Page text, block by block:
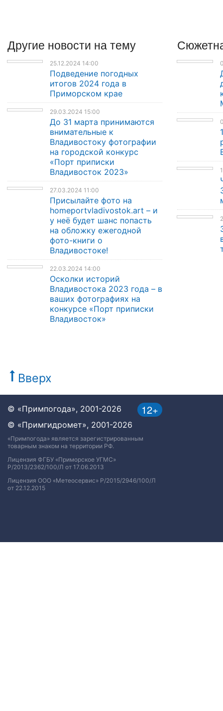
Другие новости на тему
25.12.2024 14:00
Подведение погодных
итогов 2024 года в
Приморском крае
29.03.2024 15:00
До 31 марта принимаются
внимательные к
Владивостоку фотографии
на городской конкурс
«Порт приписки
Владивосток 2023»
27.03.2024 11:00
Присылайте фото на
homeportvladivostok.art – и
у неё будет шанс попасть
на обложку ежегодной
фото-книги о
Владивостоке!
22.03.2024 14:00
Осколки историй
Владивостока 2023 года – в
ваших фотографиях на
конкурсе «Порт приписки
Владивосток»
Вверх
12+
© «Примпогода», 2001-2026
© «Примгидромет», 2001-2026
«Примпогода» является зарегистрированным
товарным знаком на территории РФ.
Лицензия ФГБУ «Приморское УГМС»
Р/2013/2362/100/Л от 17.06.2013
Лицензия ООО «Метеосервис» Р/2015/2946/100/Л
от 22.12.2015